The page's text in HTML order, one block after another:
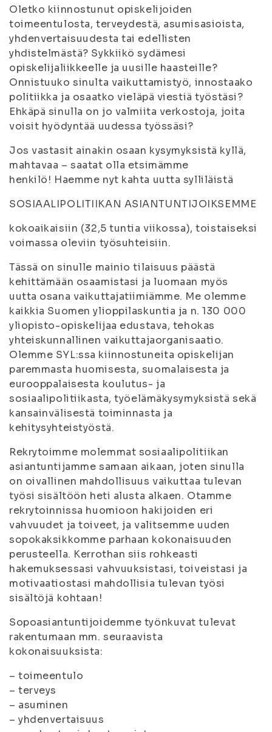
Oletko kiinnostunut opiskelijoiden
toimeentulosta, terveydestä, asumisasioista,
yhdenvertaisuudesta tai edellisten
yhdistelmästä? Sykkiikö sydämesi
opiskelijaliikkeelle ja uusille haasteille?
Onnistuuko sinulta vaikuttamistyö, innostaako
politiikka ja osaatko vieläpä viestiä työstäsi?
Ehkäpä sinulla on jo valmiita verkostoja, joita
voisit hyödyntää uudessa työssäsi?
Jos vastasit ainakin osaan kysymyksistä kyllä,
mahtavaa – saatat olla etsimämme
henkilö! Haemme nyt kahta uutta sylliläistä
SOSIAALIPOLITIIKAN ASIANTUNTIJOIKSEMME
kokoaikaisiin (32,5 tuntia viikossa), toistaiseksi
voimassa oleviin työsuhteisiin.
Tässä on sinulle mainio tilaisuus päästä
kehittämään osaamistasi ja luomaan myös
uutta osana vaikuttajatiimiämme. Me olemme
kaikkia Suomen ylioppilaskuntia ja n. 130 000
yliopisto-opiskelijaa edustava, tehokas
yhteiskunnallinen vaikuttajaorganisaatio.
Olemme SYL:ssa kiinnostuneita opiskelijan
paremmasta huomisesta, suomalaisesta ja
eurooppalaisesta koulutus- ja
sosiaalipolitiikasta, työelämäkysymyksistä sekä
kansainvälisestä toiminnasta ja
kehitysyhteistyöstä.
Rekrytoimme molemmat sosiaalipolitiikan
asiantuntijamme samaan aikaan, joten sinulla
on oivallinen mahdollisuus vaikuttaa tulevan
työsi sisältöön heti alusta alkaen. Otamme
rekrytoinnissa huomioon hakijoiden eri
vahvuudet ja toiveet, ja valitsemme uuden
sopokaksikkomme parhaan kokonaisuuden
perusteella. Kerrothan siis rohkeasti
hakemuksessasi vahvuuksistasi, toiveistasi ja
motivaatiostasi mahdollisia tulevan työsi
sisältöjä kohtaan!
Sopoasiantuntijoidemme työnkuvat tulevat
rakentumaan mm. seuraavista
kokonaisuuksista:
– toimeentulo
– terveys
– asuminen
– yhdenvertaisuus